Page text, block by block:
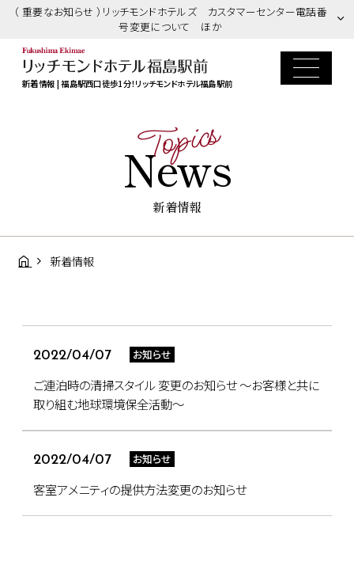
（ 重要なお知らせ ）リッチモンドホテルズ カスタマーセンター電話番
号変更について ほか
新着情報 | 福島駅西口徒歩1分！リッチモンドホテル福島駅前
News
Topics
新着情報
新着情報
2022/04/07 お知らせ
ご連泊時の清掃スタイル 変更のお知らせ ～お客様と共に
取り組む地球環境保全活動～
2022/04/07 お知らせ
客室アメニティの提供方法変更のお知らせ